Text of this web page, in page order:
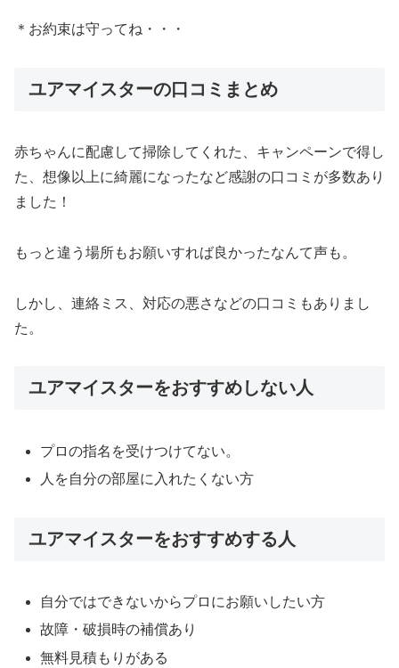
＊お約束は守ってね・・・
ユアマイスターの口コミまとめ
赤ちゃんに配慮して掃除してくれた、キャンペーンで得し
た、想像以上に綺麗になったなど感謝の口コミが多数あり
ました！
もっと違う場所もお願いすれば良かったなんて声も。
しかし、連絡ミス、対応の悪さなどの口コミもありまし
た。
ユアマイスターをおすすめしない人
プロの指名を受けつけてない。
人を自分の部屋に入れたくない方
ユアマイスターをおすすめする人
自分ではできないからプロにお願いしたい方
故障・破損時の補償あり
無料見積もりがある